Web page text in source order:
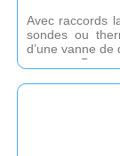
Avec raccords
sondes ou
d’une vanne de
pompe. Pour
sans pompe
ou 10 m. Kv
installation :